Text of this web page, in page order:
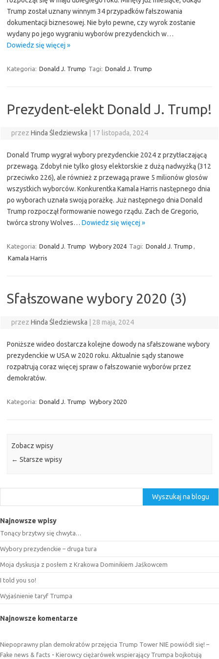
Trump został uznany winnym 34 przypadków fałszowania
dokumentacji biznesowej. Nie było pewne, czy wyrok zostanie
wydany po jego wygraniu wyborów prezydenckich w…
Dowiedz się więcej »
Kategoria: Donald J. Trump Tagi: Donald J. Trump
Prezydent-elekt Donald J. Trump!
przez Hinda Śledziewska 17 listopada, 2024
Donald Trump wygrał wybory prezydenckie 2024 z przytłaczającą
przewagą. Zdobył nie tylko głosy elektorskie z dużą nadwyżką (312
przeciwko 226), ale również z przewagą prawe 5 milionów głosów
wszystkich wyborców. Konkurentka Kamala Harris następnego dnia
po wyborach uznała swoją porażkę. Już następnego dnia Donald
Trump rozpoczął formowanie nowego rządu. Zach de Gregorio,
twórca strony Wolves… Dowiedz się więcej »
Kategoria: Donald J. Trump Wybory 2024 Tagi: Donald J. Trump ,
Kamala Harris
Sfałszowane wybory 2020 (3)
przez Hinda Śledziewska 28 maja, 2024
Poniższe wideo dostarcza kolejne dowody na sfałszowane wybory
prezydenckie w USA w 2020 roku. Aktualnie sądy stanowe
rozpatrują coraz więcej spraw o fałszowanie wyborów przez
demokratów.
Kategoria: Donald J. Trump Wybory 2020
Zobacz wpisy
← Starsze wpisy
Wyszukaj na blogu
Najnowsze wpisy
Tonący brzytwy się chwyta…
Wybory prezydenckie – druga tura
Moja dyskusja z posłem z Krakowa Dominikiem Jaśkowcem
I told you so!
Wyjaśnienie taryf Trumpa
Najnowsze komentarze
Niepoprawny plan demokratów przejęcia Trump Tower NIE powiódł się! –
Fake news & facts - Kierowcy ciężarówek wspierający Trumpa bojkotują